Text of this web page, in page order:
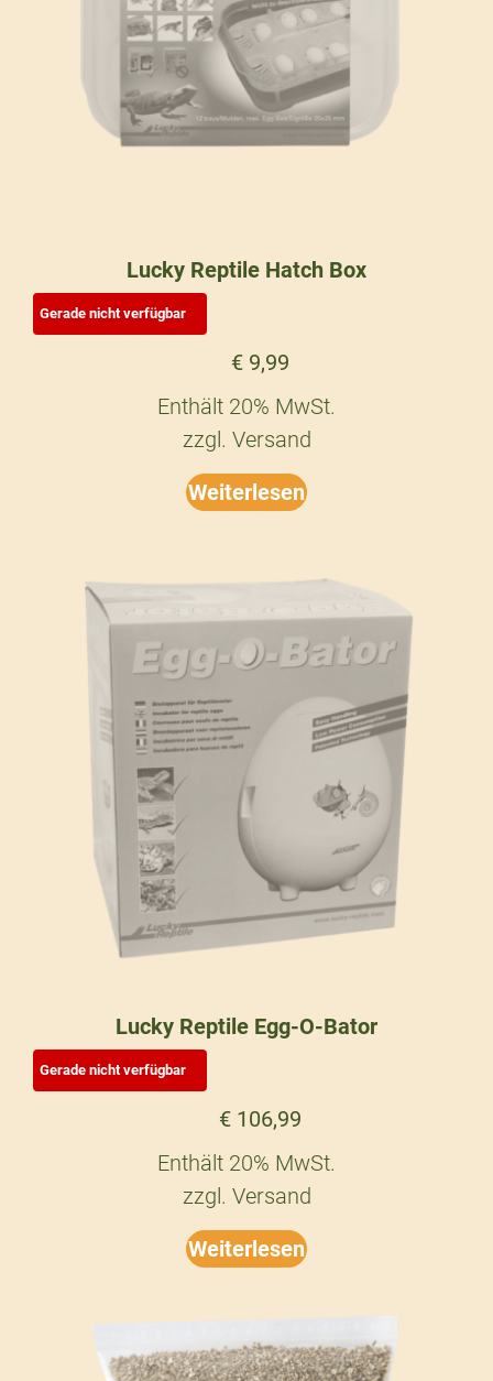
Lucky Reptile Hatch Box
€ 9,99
Enthält 20% MwSt.
zzgl. Versand
Weiterlesen
Lucky Reptile Egg-O-Bator
€ 106,99
Enthält 20% MwSt.
zzgl. Versand
Weiterlesen